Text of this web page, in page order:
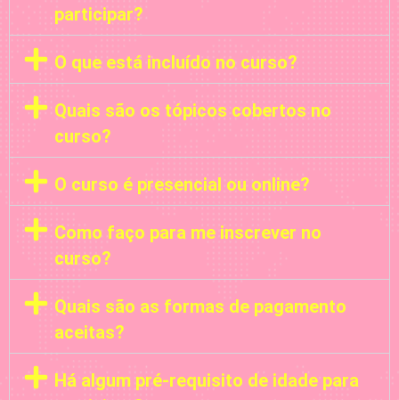
participar?
O que está incluído no curso?
Quais são os tópicos cobertos no
curso?
O curso é presencial ou online?
Como faço para me inscrever no
curso?
Quais são as formas de pagamento
aceitas?
Há algum pré-requisito de idade para